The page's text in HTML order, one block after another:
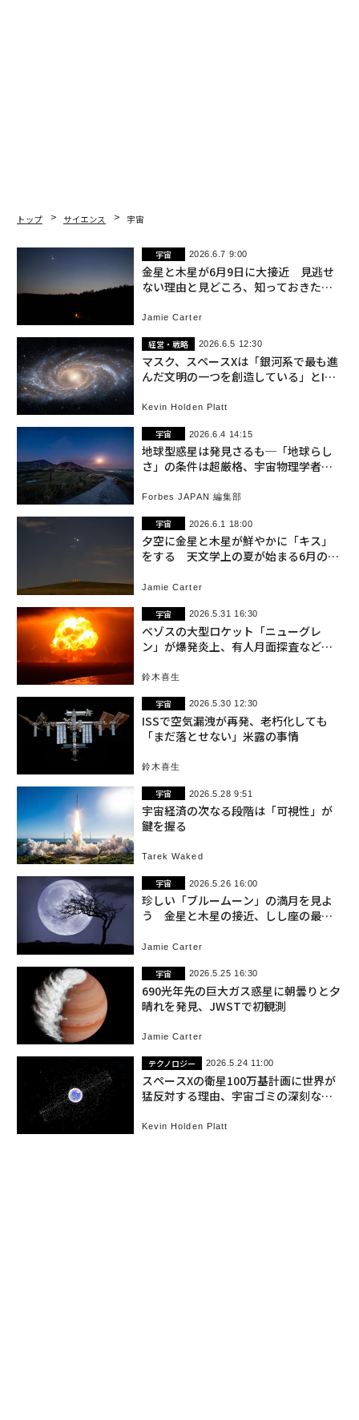
トップ サイエンス 宇宙
宇宙 2026.6.7 9:00
金星と木星が6月9日に大接近 見逃せ
ない理由と見どころ、知っておきたい
Jamie Carter
経営・戦略 2026.6.5 12:30
マスク、スペースXは「銀河系で最も進
んだ文明の一つを創造している」とIPO
Kevin Holden Platt
宇宙 2026.6.4 14:15
地球型惑星は発見さるも─「地球らし
さ」の条件は超厳格、宇宙物理学者が
Forbes JAPAN 編集部
宇宙 2026.6.1 18:00
夕空に金星と木星が鮮やかに「キス」
をする 天文学上の夏が始まる6月の夜
Jamie Carter
宇宙 2026.5.31 16:30
ベゾスの大型ロケット「ニューグレ
ン」が爆発炎上、有人月面探査などへ
鈴木喜生
宇宙 2026.5.30 12:30
ISSで空気漏洩が再発、老朽化しても
「まだ落とせない」米露の事情
鈴木喜生
宇宙 2026.5.28 9:51
宇宙経済の次なる段階は「可視性」が
鍵を握る
Tarek Waked
宇宙 2026.5.26 16:00
珍しい「ブルームーン」の満月を見よ
う 金星と木星の接近、しし座の最後
Jamie Carter
宇宙 2026.5.25 16:30
690光年先の巨大ガス惑星に朝曇りと夕
晴れを発見、JWSTで初観測
Jamie Carter
テクノロジー 2026.5.24 11:00
スペースXの衛星100万基計画に世界が
猛反対する理由、宇宙ゴミの深刻な脅
Kevin Holden Platt